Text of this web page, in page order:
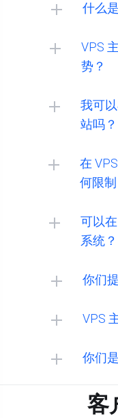
什么
VPS
势？
我可
站吗？
在
何限制
可以
系统？
MacOS：
你们
VPS
你们
客